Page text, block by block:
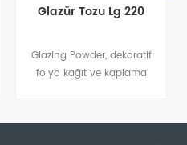
Glazür Tozu Lg 220
Glazing Powder, dekoratif
folyo kağıt ve kaplama
reçinesidir.